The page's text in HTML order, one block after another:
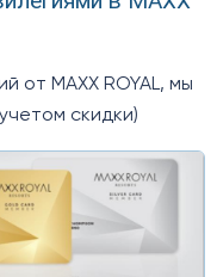
от MAXX ROYAL, мы
скидки)